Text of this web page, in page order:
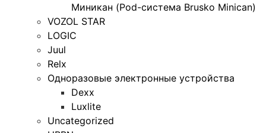
Миникан (Pod-система Brusko Minican)
VOZOL STAR
LOGIC
Juul
Relx
Одноразовые электронные устройства
Dexx
Luxlite
Uncategorized